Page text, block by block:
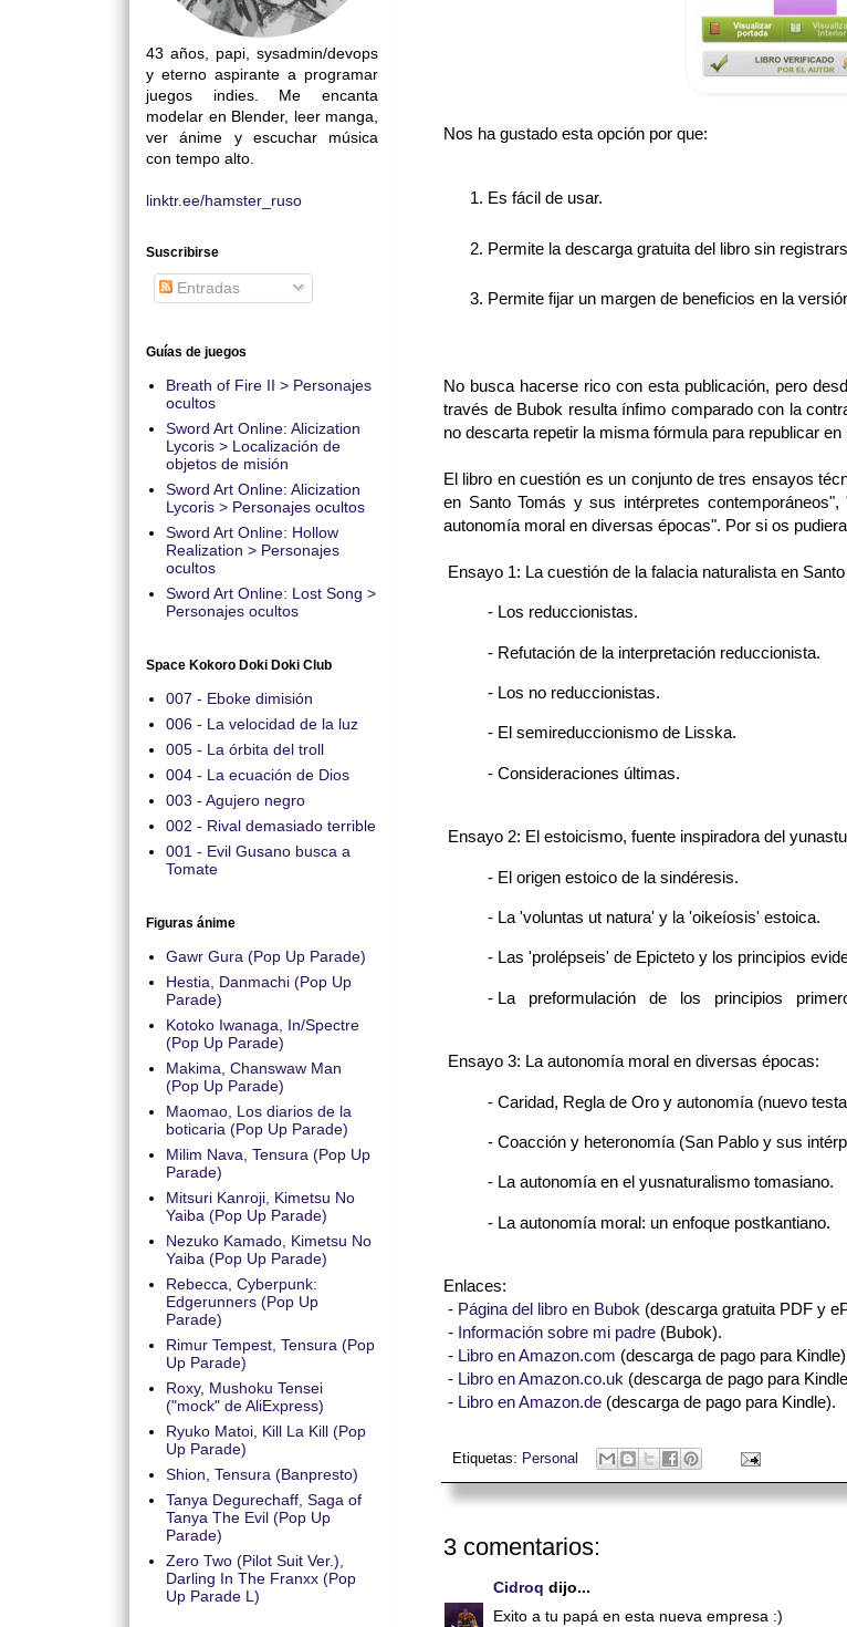
Nos ha gustado esta opción por que:
Es fácil de usar.
Permite la descarga gratuita del libro sin
Permite fijar un margen de beneficios en la
No busca hacerse rico con esta publicación, pero
través de Bubok resulta ínfimo comparado con la
no descarta repetir la misma fórmula para republicar
El libro en cuestión es un conjunto de tres ensayos
en Santo Tomás y sus intérpretes
autonomía moral en diversas épocas". Por si os
Ensayo 1: La cuestión de la falacia naturalista en
- Los reduccionistas.
- Refutación de la interpretación reduccionista.
- Los no reduccionistas.
- El semireduccionismo de Lisska.
- Consideraciones últimas.
Ensayo 2: El estoicismo, fuente inspiradora del
- El origen estoico de la sindéresis.
- La 'voluntas ut natura' y la 'oikeíosis' estoica.
- Las 'prolépseis' de Epicteto y los principios
- La preformulación de los principios
Ensayo 3: La autonomía moral en diversas épocas:
- Caridad, Regla de Oro y autonomía (nuevo
- Coacción y heteronomía (San Pablo y sus
- La autonomía en el yusnaturalismo tomasiano.
- La autonomía moral: un enfoque postkantiano.
Enlaces:
- Página del libro en Bubok (descarga gratuita PDF y
- Información sobre mi padre (Bubok).
- Libro en Amazon.com (descarga de pago para
- Libro en Amazon.co.uk (descarga de pago para
- Libro en Amazon.de (descarga de pago para Kindle).
Etiquetas: Personal
3 comentarios:
Cidroq dijo...
Exito a tu papá en esta nueva empresa :)
43 años, papi, sysadmin/devops
y eterno aspirante a programar
juegos indies. Me encanta
modelar en Blender, leer manga,
ver ánime y escuchar música
con tempo alto.
linktr.ee/hamster_ruso
Suscribirse
Entradas
Guías de juegos
Breath of Fire II > Personajes
ocultos
Sword Art Online: Alicization
Lycoris > Localización de
objetos de misión
Sword Art Online: Alicization
Lycoris > Personajes ocultos
Sword Art Online: Hollow
Realization > Personajes
ocultos
Sword Art Online: Lost Song >
Personajes ocultos
Space Kokoro Doki Doki Club
007 - Eboke dimisión
006 - La velocidad de la luz
005 - La órbita del troll
004 - La ecuación de Dios
003 - Agujero negro
002 - Rival demasiado terrible
001 - Evil Gusano busca a
Tomate
Figuras ánime
Gawr Gura (Pop Up Parade)
Hestia, Danmachi (Pop Up
Parade)
Kotoko Iwanaga, In/Spectre
(Pop Up Parade)
Makima, Chanswaw Man
(Pop Up Parade)
Maomao, Los diarios de la
boticaria (Pop Up Parade)
Milim Nava, Tensura (Pop Up
Parade)
Mitsuri Kanroji, Kimetsu No
Yaiba (Pop Up Parade)
Nezuko Kamado, Kimetsu No
Yaiba (Pop Up Parade)
Rebecca, Cyberpunk:
Edgerunners (Pop Up
Parade)
Rimur Tempest, Tensura (Pop
Up Parade)
Roxy, Mushoku Tensei
("mock" de AliExpress)
Ryuko Matoi, Kill La Kill (Pop
Up Parade)
Shion, Tensura (Banpresto)
Tanya Degurechaff, Saga of
Tanya The Evil (Pop Up
Parade)
Zero Two (Pilot Suit Ver.),
Darling In The Franxx (Pop
Up Parade L)